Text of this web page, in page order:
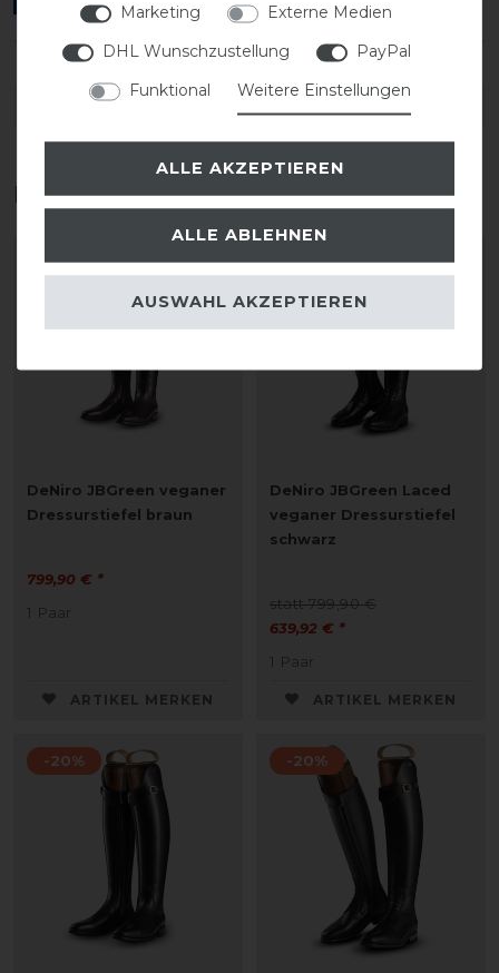
DETAILS ZUR PRODUKTSICHERHEIT
Das perfekte Zubehör für dich
DeNiro JBGreen veganer
Dressurstiefel braun
799,90 € *
1 Paar
ARTIKEL MERKEN
-20%
DeNiro JBGreen Laced
veganer Dressurstiefel
schwarz
statt 799,90 €
639,92 € *
1 Paar
ARTIKEL MERKEN
-20% -20%
Marketing
Externe Medien
DHL Wunschzustellung
PayPal
Funktional
Weitere Einstellungen
ALLE AKZEPTIEREN
ALLE ABLEHNEN
AUSWAHL AKZEPTIEREN